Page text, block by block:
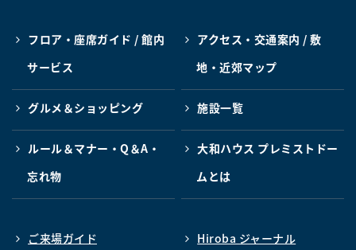
フロア・座席ガイド / 館内
サービス
アクセス・交通案内 / 敷
地・近郊マップ
グルメ＆ショッピング 施設一覧
ルール＆マナー・Q＆A・
忘れ物
大和ハウス プレミストドー
ムとは
ご来場ガイド Hiroba ジャーナル